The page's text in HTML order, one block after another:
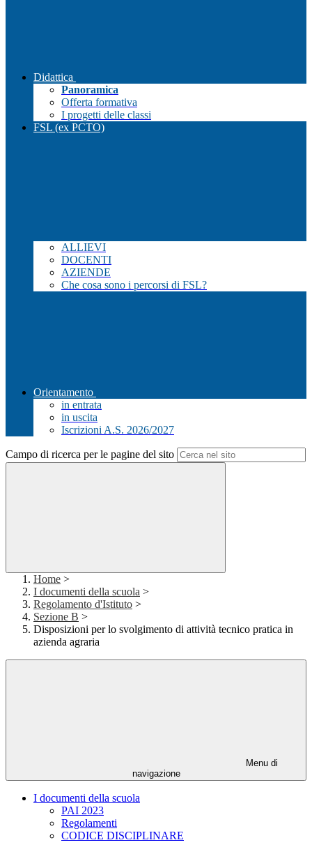
Didattica
Panoramica
Offerta formativa
I progetti delle classi
FSL (ex PCTO)
ALLIEVI
DOCENTI
AZIENDE
Che cosa sono i percorsi di FSL?
Orientamento
in entrata
in uscita
Iscrizioni A.S. 2026/2027
Campo di ricerca per le pagine del sito
Home >
I documenti della scuola >
Regolamento d'Istituto >
Sezione B >
Disposizioni per lo svolgimento di attività tecnico pratica in
azienda agraria
Menu di
navigazione
I documenti della scuola
PAI 2023
Regolamenti
CODICE DISCIPLINARE